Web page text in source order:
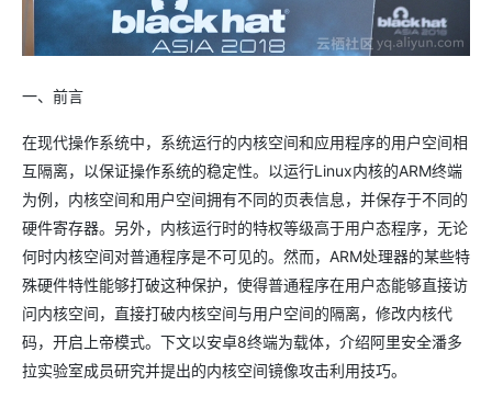
一、前言
在现代操作系统中，系统运行的内核空间和应用程序的用户空间相
互隔离，以保证操作系统的稳定性。以运行Linux内核的ARM终端
为例，内核空间和用户空间拥有不同的页表信息，并保存于不同的
硬件寄存器。另外，内核运行时的特权等级高于用户态程序，无论
何时内核空间对普通程序是不可见的。然而，ARM处理器的某些特
殊硬件特性能够打破这种保护，使得普通程序在用户态能够直接访
问内核空间，直接打破内核空间与用户空间的隔离，修改内核代
码，开启上帝模式。下文以安卓8终端为载体，介绍阿里安全潘多
拉实验室成员研究并提出的内核空间镜像攻击利用技巧。